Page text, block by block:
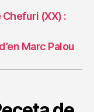
(XX) :
Marc Palou